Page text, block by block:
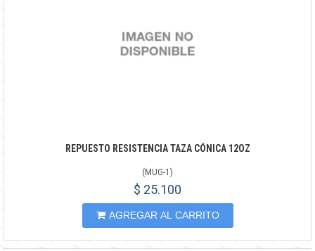
REPUESTO RESISTENCIA TAZA CÓNICA 12OZ
( MUG-1 )
$ 25.100
AGREGAR AL CARRITO